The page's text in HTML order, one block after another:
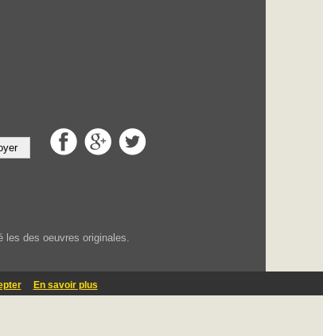
En savoir plus
des oeuvres originales.